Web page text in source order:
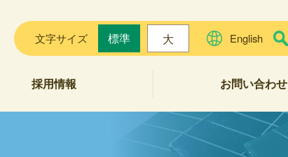
文字サイズ 標準 大 English
採用情報
お問い合わせ
よくある質問
お問い合わせフォーム